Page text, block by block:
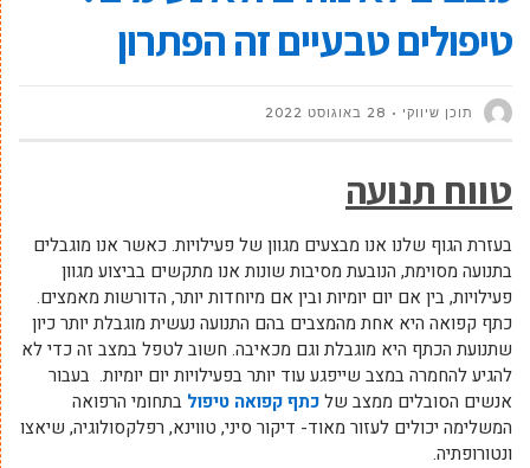
טיפולים טבעיים זה הפתרון
תוכן שיווקי 28 באוגוסט 2022
טווח תנועה
בעזרת הגוף שלנו אנו מבצעים מגוון של פעילויות. כאשר אנו מוגבלים
בתנועה מסוימת, הנובעת מסיבות שונות אנו מתקשים בביצוע מגוון
פעילויות, בין אם יום יומיות ובין אם מיוחדות יותר, הדורשות מאמצים.
כתף קפואה היא אחת מהמצבים בהם התנועה נעשית מוגבלת יותר כיון
שתנועת הכתף היא מוגבלת וגם מכאיבה. חשוב לטפל במצב זה כדי לא
להגיע להחמרה במצב שייפגע עוד יותר בפעילויות יום יומיות. בעבור
אנשים הסובלים ממצב שלכתף קפואה טיפול בתחומי הרפואה
המשלימה יכולים לעזור מאוד- דיקור סיני, טווינא, רפלקסולוגיה, שיאצו
ונטורופתיה.